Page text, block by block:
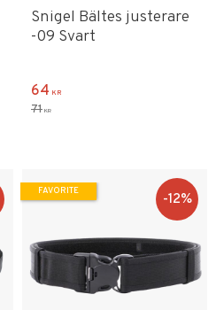
Snigel Bältes justerare
-09 Svart
64 KR
71 KR
12%
FAVORITE